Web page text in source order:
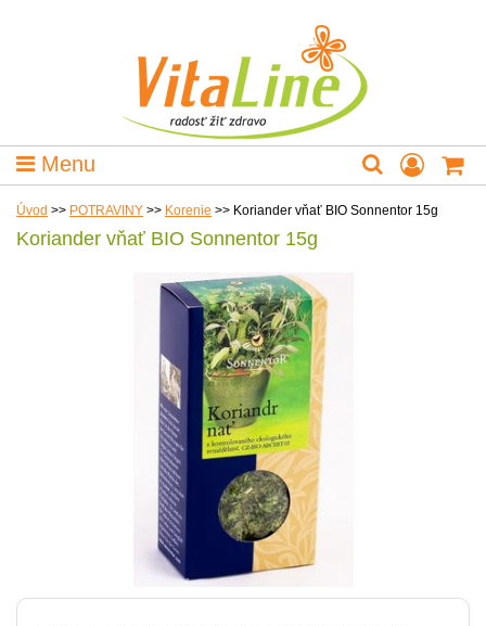
Menu
Úvod >> POTRAVINY >> Korenie >> Koriander vňať BIO Sonnentor 15g
Koriander vňať BIO Sonnentor 15g